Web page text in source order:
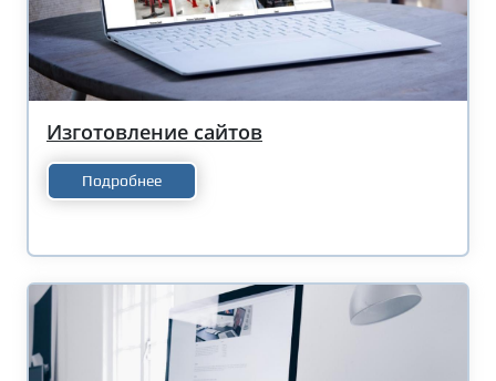
Изготовление сайтов
Подробнее